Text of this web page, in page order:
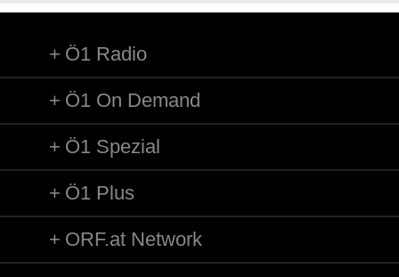
Ö1 Radio
Ö1 On Demand
Ö1 Spezial
Ö1 Plus
ORF.at Network